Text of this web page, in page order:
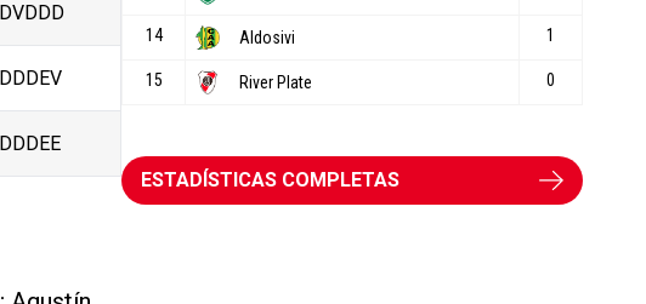
DVDDD
DDDEV
DDDEE
ESTADÍSTICAS COMPLETAS